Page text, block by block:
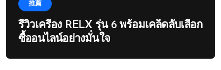
推薦
รีวิวเครื่อง RELX รุ่น 6 พร้อมเคล็ดลับเลือก
ซื้ออนไลน์อย่างมั่นใจ